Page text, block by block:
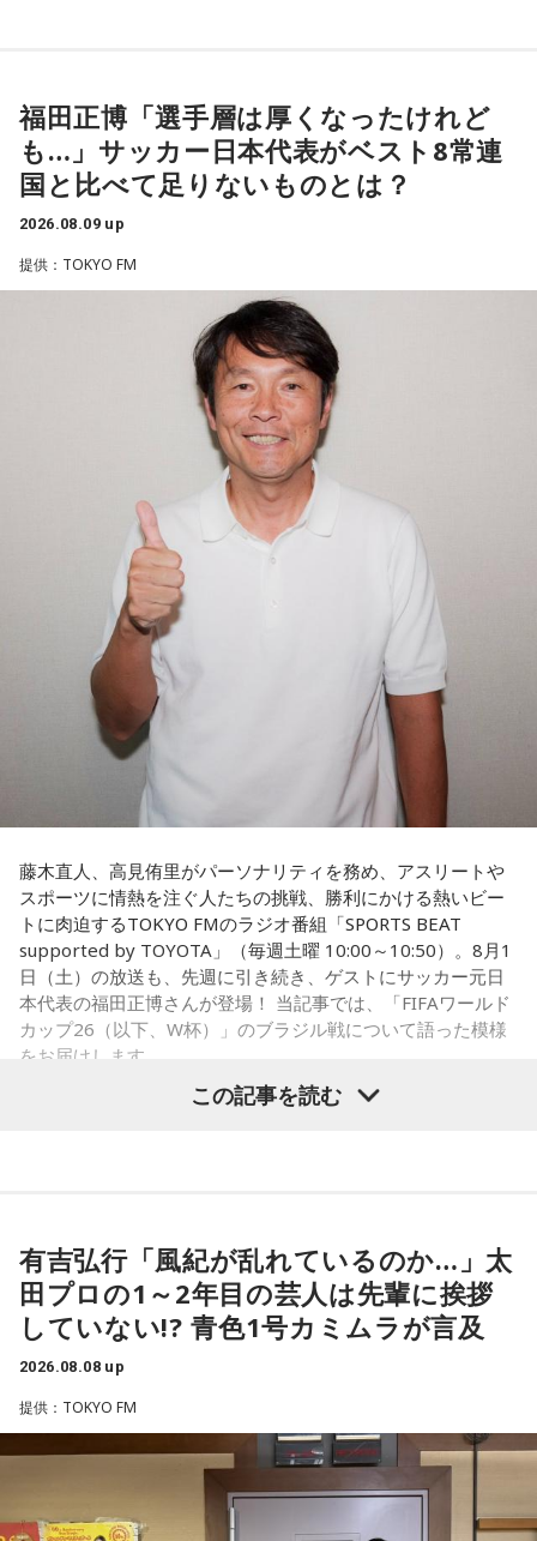
ることを明かした。また、歌手はレコーディングを終えた
後、自分自身が“演出家”となって楽曲を育てていく仕事でもあ
ると語り、長年培ってきた表現者としての思いを語った。
ューから間もなく所属レコード会社がなくなり、「どこへ行
けばいいの？」と途方に暮れたことや、芸名を何度も変えな
がら挑戦を続けてきた日々を振り返る。それでも諦めずに歌
い続けた経験が、45周年記念シングル「露天の花」に込めた
「どんな環境でも花は咲く」「その場所で咲く花がある」と
いうメッセージにつながっていると話した。人生は何度でも
立ち上がれるという応援歌は、自身の歩みそのものでもある
さらに、趣味についてもトークを展開。愛犬と過ごす時間を
増やすために驚くべきあるものを購入したと言う。さて何を
購入したのか…？ 詳しくはradikoタイムフリーで！
福田正博「選手層は厚くなったけれど
も…」サッカー日本代表がベスト8常連
国と比べて足りないものとは？
2026.08.09 up
提供：TOKYO FM
藤木直人、高見侑里がパーソナリティを務め、アスリートや
スポーツに情熱を注ぐ人たちの挑戦、勝利にかける熱いビー
トに肉迫するTOKYO FMのラジオ番組「SPORTS BEAT
supported by TOYOTA」（毎週土曜 10:00～10:50）。8月1
日（土）の放送も、先週に引き続き、ゲストにサッカー元日
本代表の福田正博さんが登場！ 当記事では、「FIFAワールド
カップ26（以下、W杯）」のブラジル戦について語った模様
をお届けします。
輝き、Jリーグ通算228試合出場93得点を挙げ、日本代表では
45試合出場で9ゴールを記録するなど活躍を見せ、1993年に
はW杯アジア地区最終予選にも出場しました。2002年に現役
を引退した後は、サッカー解説者としてメディアでの活動の
活かしながら幅広く活動しています。
◆福田正博がW杯ブラジル戦を総括
藤木：ブラジル戦で、前半は佐野海舟選手の素晴らしいイン
ターセプトからのゴールがありましたし、前半の終了間際に
この記事を読む
有吉弘行「風紀が乱れているのか…」太
田プロの1～2年目の芸人は先輩に挨拶
していない!? 青色1号カミムラが言及
2026.08.08 up
提供：TOKYO FM